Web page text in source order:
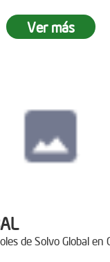
Ver más
de Solvo Global en